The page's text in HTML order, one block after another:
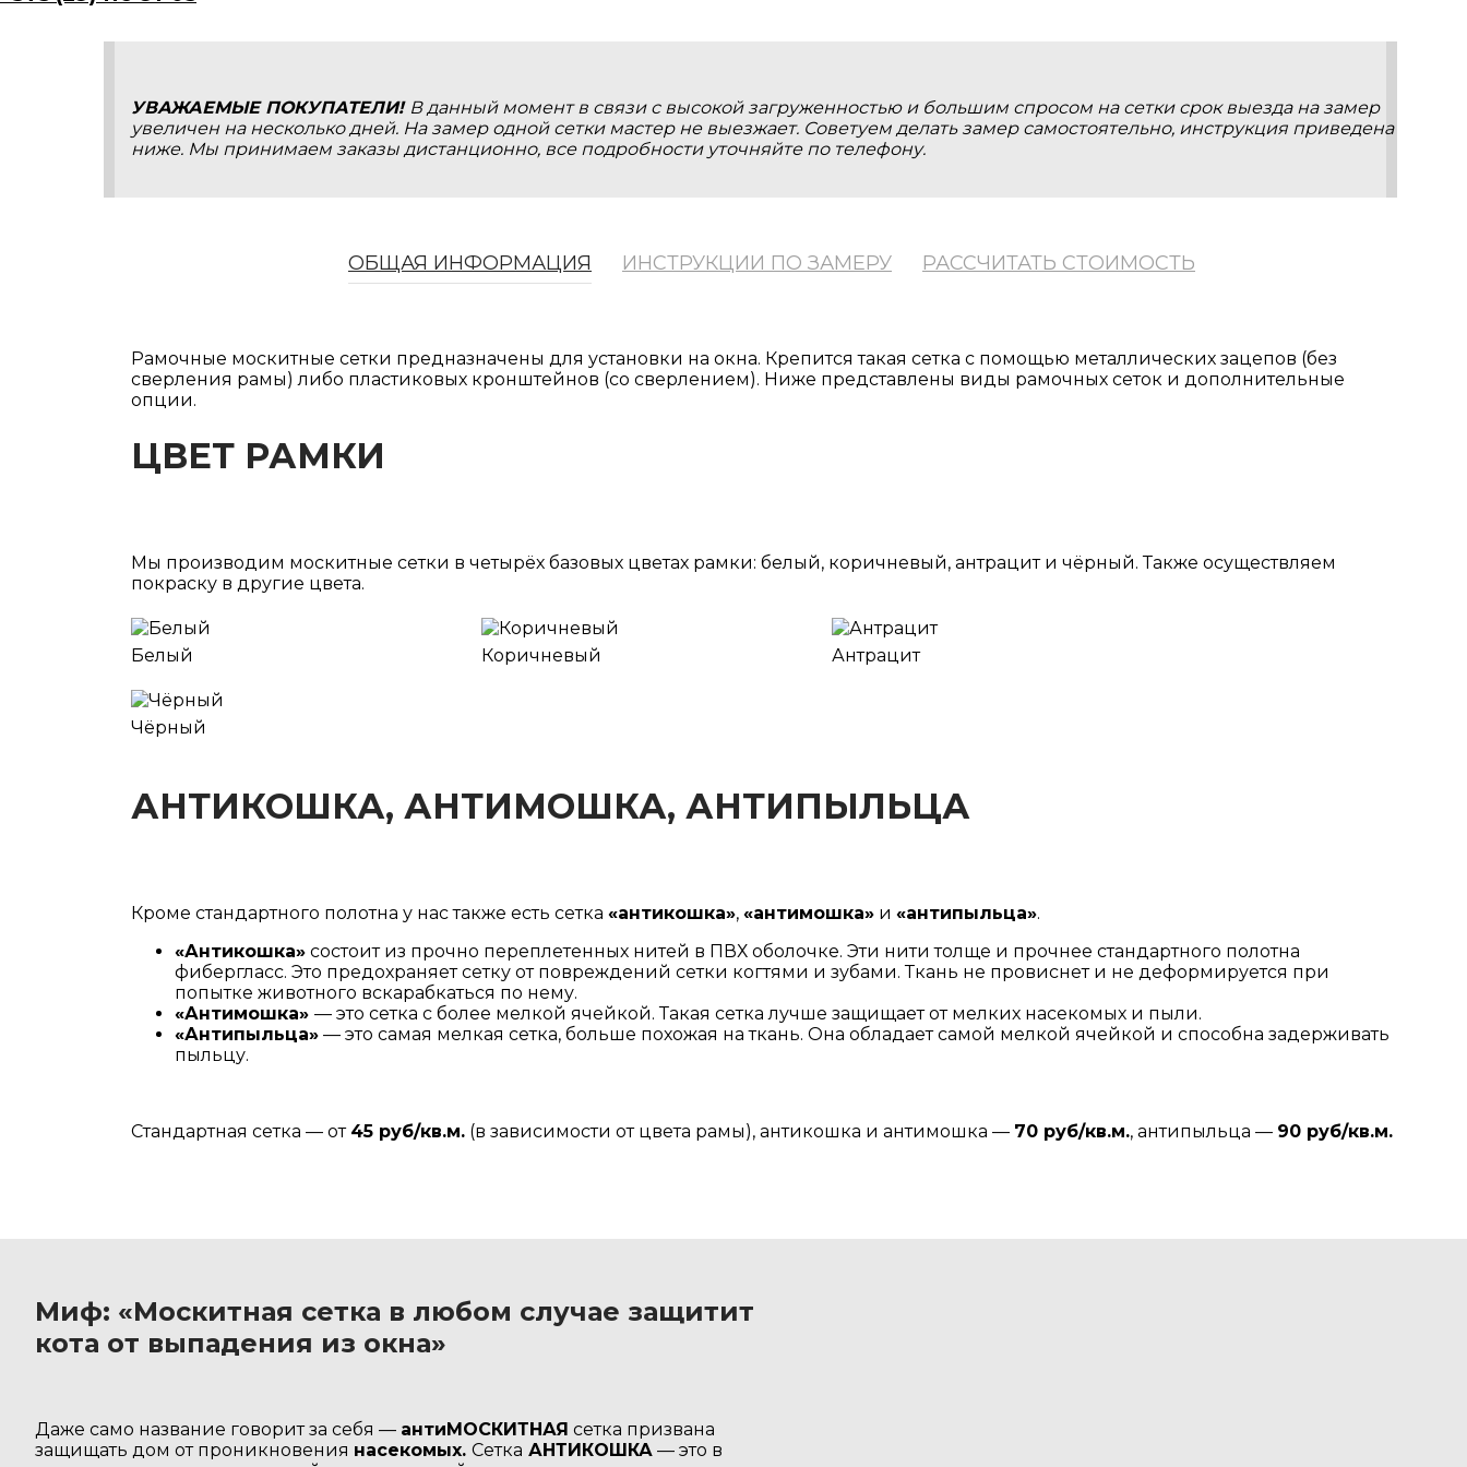
УВАЖАЕМЫЕ ПОКУПАТЕЛИ! В данный момент в связи с высокой загруженностью и большим спросом на сетки срок выезда на замер
увеличен на несколько дней. На замер одной сетки мастер не выезжает. Советуем делать замер самостоятельно, инструкция приведена
ниже. Мы принимаем заказы дистанционно, все подробности уточняйте по телефону.
ОБЩАЯ ИНФОРМАЦИЯ ИНСТРУКЦИИ ПО ЗАМЕРУ РАССЧИТАТЬ СТОИМОСТЬ
Рамочные москитные сетки предназначены для установки на окна. Крепится такая сетка с помощью металлических зацепов (без
сверления рамы) либо пластиковых кронштейнов (со сверлением). Ниже представлены виды рамочных сеток и дополнительные
опции.
ЦВЕТ РАМКИ
Мы производим москитные сетки в четырёх базовых цветах рамки: белый, коричневый, антрацит и чёрный. Также осуществляем
покраску в другие цвета.
Белый Коричневый Антрацит
Чёрный
АНТИКОШКА, АНТИМОШКА, АНТИПЫЛЬЦА
Кроме стандартного полотна у нас также есть сетка «антикошка», «антимошка»и «антипыльца».
«Антикошка»состоит из прочно переплетенных нитей в ПВХ оболочке. Эти нити толще и прочнее стандартного полотна
фибергласс. Это предохраняет сетку от повреждений сетки когтями и зубами. Ткань не провиснет и не деформируется при
попытке животного вскарабкаться по нему.
«Антимошка» — это сетка с более мелкой ячейкой. Такая сетка лучше защищает от мелких насекомых и пыли.
«Антипыльца»— это самая мелкая сетка, больше похожая на ткань. Она обладает самой мелкой ячейкой и способна задерживать
пыльцу.
Стандартная сетка — от 45 руб/кв.м.(в зависимости от цвета рамы), антикошка и антимошка — 70 руб/кв.м., антипыльца — 90 руб/кв.м.
Миф: «Москитная сетка в любом случае защитит
кота от выпадения из окна»
Даже само название говорит за себя — антиМОСКИТНАЯ сетка призвана
защищать дом от проникновения насекомых. Сетка АНТИКОШКА — это в
Вы можете самостоятельно сделать замер и затем установить сетку, это очень просто. В этом случае стоимость будет ниже, чем с
выездом мастера. Чтобы правильно сделать замер, смотрите схему ниже (актуально для пластиковых окон, однако не для всех. Если
сомневаетесь, лучше пригласите мастера).
Оставить заявку на заказ по телефону